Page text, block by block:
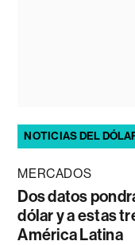
NOTICIAS DEL
MERCADOS
Dos datos
dólar y a estas
América Latina